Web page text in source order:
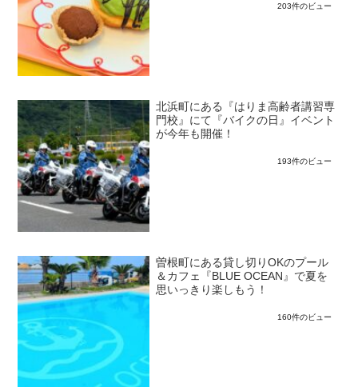
203件のビュー
北浜町にある『はりま高齢者講習専
門校』にて『バイクの日』イベント
が今年も開催！
193件のビュー
曽根町にある貸し切りOKのプール
＆カフェ『BLUE OCEAN』で夏を
思いっきり楽しもう！
160件のビュー